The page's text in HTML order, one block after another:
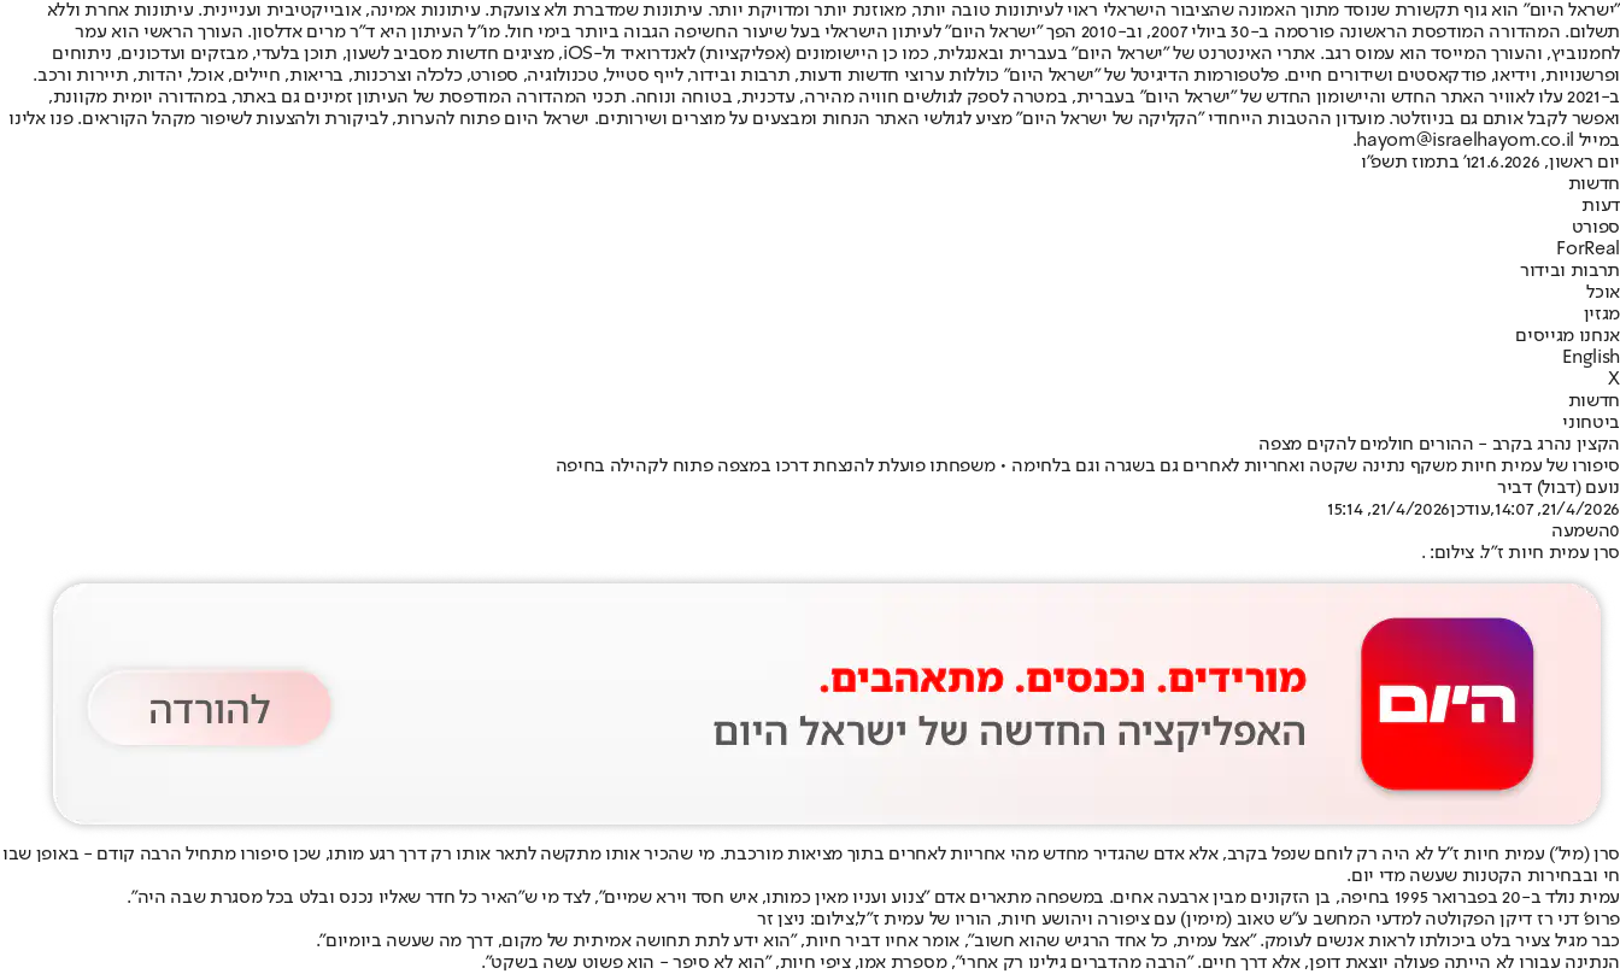
"ישראל היום" הוא גוף תקשורת שנוסד מתוך האמונה שהציבור הישראלי ראוי לעיתונות טובה יותר, מאוזנת יותר ומדויקת יותר. עיתונות שמדברת ולא צועקת. עיתונות אמינה, אובייקטיבית ועניינית. עיתונות אחרת וללא
תשלום. המהדורה המודפסת הראשונה פורסמה ב-30 ביולי 2007, וב-2010 הפך "ישראל היום" לעיתון הישראלי בעל שיעור החשיפה הגבוה ביותר בימי חול. מו"ל העיתון היא ד"ר מרים אדלסון. העורך הראשי הוא עמר
לחמנוביץ, והעורך המייסד הוא עמוס רגב. אתרי האינטרנט של "ישראל היום" בעברית ובאנגלית, כמו כן היישומונים (אפליקציות) לאנדרואיד ול-iOS, מציגים חדשות מסביב לשעון, תוכן בלעדי, מבזקים ועדכונים, ניתוחים
ופרשנויות, וידיאו, פודקאסטים ושידורים חיים. פלטפורמות הדיגיטל של "ישראל היום" כוללות ערוצי חדשות ודעות, תרבות ובידור, לייף סטייל, טכנולוגיה, ספורט, כלכלה וצרכנות, בריאות, חיילים, אוכל, יהדות, תיירות ורכב.
ב-2021 עלו לאוויר האתר החדש והיישומון החדש של "ישראל היום" בעברית, במטרה לספק לגולשים חוויה מהירה, עדכנית, בטוחה ונוחה. תכני המהדורה המודפסת של העיתון זמינים גם באתר, במהדורה יומית מקוונת,
ואפשר לקבל אותם גם בניוזלטר. מועדון ההטבות הייחודי "הקליקה של ישראל היום" מציע לגולשי האתר הנחות ומבצעים על מוצרים ושירותים. ישראל היום פתוח להערות, לביקורת ולהצעות לשיפור מקהל הקוראים. פנו אלינו
במייל hayom@israelhayom.co.il.
יום ראשון, 21.6.2026
ו' בתמוז תשפ"ו
חדשות
דעות
ספורט
ForReal
תרבות ובידור
אוכל
מגזין
אנחנו מגייסים
English
X
חדשות
ביטחוני
הקצין נהרג בקרב - ההורים חולמים להקים מצפה
סיפורו של עמית חיות משקף נתינה שקטה ואחריות לאחרים גם בשגרה וגם בלחימה • משפחתו פועלת להנצחת דרכו במצפה פתוח לקהילה בחיפה
נועם (דבול) דביר
21/4/2026, 14:07
,עודכן21/4/2026, 15:14
0השמעה
סרן עמית חיות ז"ל. צילום: .
סרן (מיל') עמית חיות ז"ל לא היה רק לוחם שנפל בקרב, אלא אדם שהגדיר מחדש מהי אחריות לאחרים בתוך מציאות מורכבת. מי שהכיר אותו מתקשה לתאר אותו רק דרך רגע מותו, שכן סיפורו מתחיל הרבה קודם - באופן שבו
חי ובבחירות הקטנות שעשה מדי יום.
עמית נולד ב-20 בפברואר 1995 בחיפה, בן הזקונים מבין ארבעה אחים. במשפחה מתארים אדם "צנוע ועניו מאין כמותו, איש חסד וירא שמיים", לצד מי ש"האיר כל חדר שאליו נכנס ובלט בכל מסגרת שבה היה".
פרופ' דני רז דיקן הפקולטה למדעי המחשב ע"ש טאוב (מימין) עם ציפורה ויהושע חיות, הוריו של עמית ז"ל,צילום: ניצן זר
כבר מגיל צעיר בלט ביכולתו לראות אנשים לעומק. "אצל עמית, כל אחד הרגיש שהוא חשוב", אומר אחיו דביר חיות, "הוא ידע לתת תחושה אמיתית של מקום, דרך מה שעשה ביומיום".
הנתינה עבורו לא הייתה פעולה יוצאת דופן, אלא דרך חיים. "הרבה מהדברים גילינו רק אחרי", מספרת אמו, ציפי חיות, "הוא לא סיפר - הוא פשוט עשה בשקט".